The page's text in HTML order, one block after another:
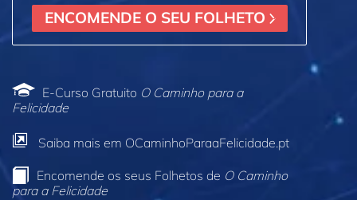
ENCOMENDE O SEU FOLHETO
E‑Curso Gratuito O Caminho para a
Felicidade
Saiba mais em OCaminhoParaaFelicidade.pt
Encomende os seus Folhetos de O Caminho
para a Felicidade